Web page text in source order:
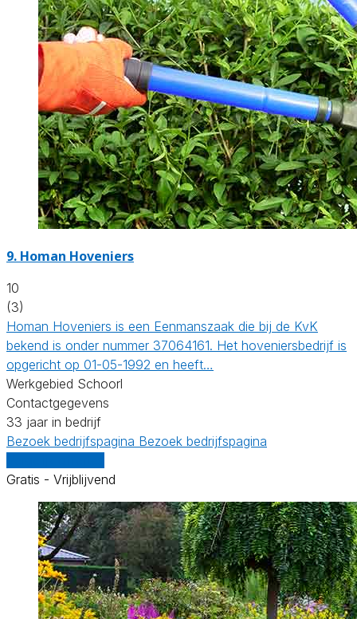
9. Homan Hoveniers
10
(3)
Homan Hoveniers is een Eenmanszaak die bij de KvK
bekend is onder nummer 37064161. Het hoveniersbedrijf is
opgericht op 01-05-1992 en heeft…
Werkgebied Schoorl
Contactgegevens
33 jaar in bedrijf
Bezoek bedrijfspagina Bezoek bedrijfspagina
Gratis - Vrijblijvend